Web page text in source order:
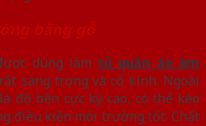
bằng gỗ
dùng làm tủ quần áo âm
sang trọng và cổ kính. Ngoài
độ bền cực kỳ cao, có thể kéo
điều kiện môi trường tốt. Chất